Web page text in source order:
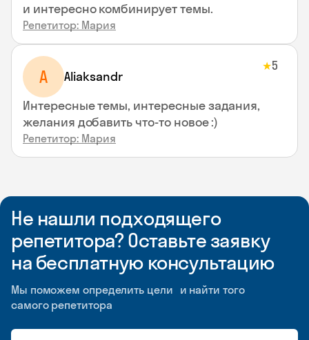
и интересно комбинирует темы.
Репетитор: Мария
A Aliaksandr
★5
Интересные темы, интересные задания,
желания добавить что-то новое :)
Репетитор: Мария
Не нашли подходящего
репетитора? Оставьте заявку
на бесплатную консультацию
Мы поможем определить цели и найти того
самого репетитора